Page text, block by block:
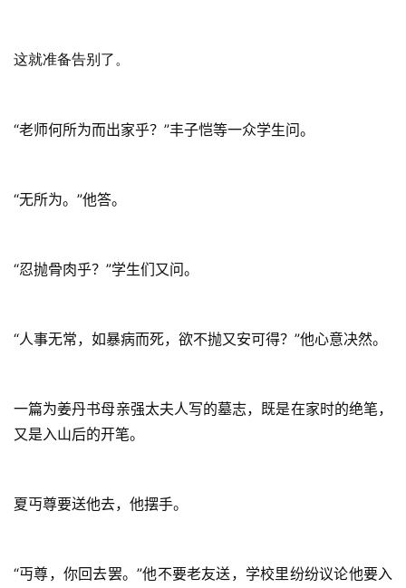
这就准备告别了。
“老师何所为而出家乎？”丰子恺等一众学生问。
“无所为。”他答。
“忍抛骨肉乎？”学生们又问。
“人事无常，如暴病而死，欲不抛又安可得？”他心意决然。
一篇为姜丹书母亲强太夫人写的墓志，既是在家时的绝笔，
又是入山后的开笔。
夏丏尊要送他去，他摆手。
“丏尊，你回去罢。”他不要老友送，学校里纷纷议论他要入